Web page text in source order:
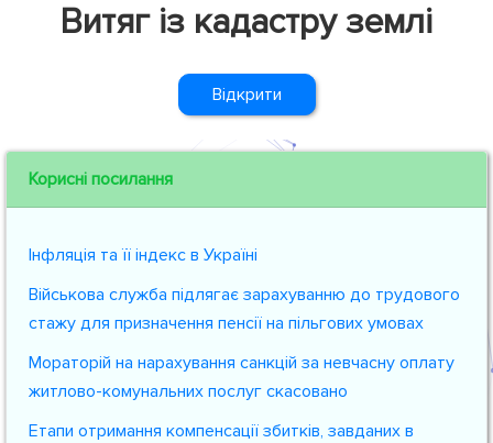
Витяг із кадастру землі
Відкрити
Корисні посилання
Інфляція та її індекс в Україні
Військова служба підлягає зарахуванню до трудового
стажу для призначення пенсії на пільгових умовах
Мораторій на нарахування санкцій за невчасну оплату
житлово-комунальних послуг скасовано
Етапи отримання компенсації збитків, завданих в